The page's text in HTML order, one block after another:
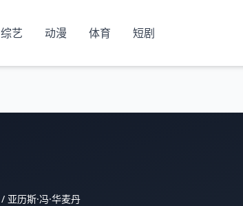
综艺 动漫 体育 短剧
/ 亚历斯·冯·华麦丹